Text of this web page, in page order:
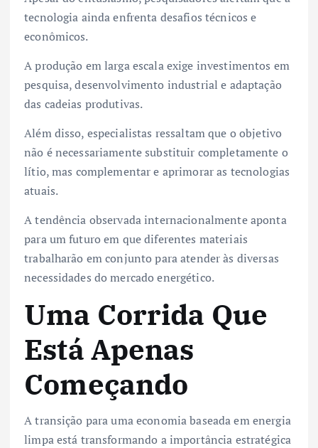
tecnologia ainda enfrenta desafios técnicos e
econômicos.
A produção em larga escala exige investimentos em
pesquisa, desenvolvimento industrial e adaptação
das cadeias produtivas.
Além disso, especialistas ressaltam que o objetivo
não é necessariamente substituir completamente o
lítio, mas complementar e aprimorar as tecnologias
atuais.
A tendência observada internacionalmente aponta
para um futuro em que diferentes materiais
trabalharão em conjunto para atender às diversas
necessidades do mercado energético.
Uma Corrida Que
Está Apenas
Começando
A transição para uma economia baseada em energia
limpa está transformando a importância estratégica